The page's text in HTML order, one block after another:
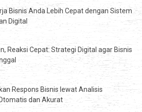
Bisnis Anda Lebih Cepat dengan Sistem
Digital
Reaksi Cepat: Strategi Digital agar Bisnis
Respons Bisnis lewat Analisis
dan Akurat